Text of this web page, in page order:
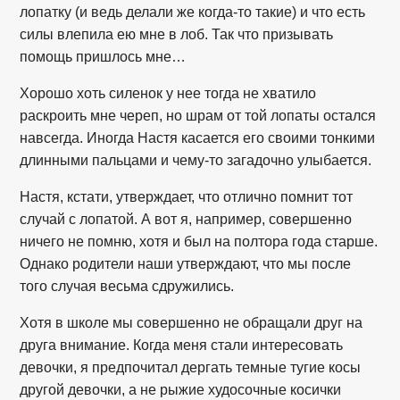
лопатку (и ведь делали же когда-то такие) и что есть
силы влепила ею мне в лоб. Так что призывать
помощь пришлось мне…
Хорошо хоть силенок у нее тогда не хватило
раскроить мне череп, но шрам от той лопаты остался
навсегда. Иногда Настя касается его своими тонкими
длинными пальцами и чему-то загадочно улыбается.
Настя, кстати, утверждает, что отлично помнит тот
случай с лопатой. А вот я, например, совершенно
ничего не помню, хотя и был на полтора года старше.
Однако родители наши утверждают, что мы после
того случая весьма сдружились.
Хотя в школе мы совершенно не обращали друг на
друга внимание. Когда меня стали интересовать
девочки, я предпочитал дергать темные тугие косы
другой девочки, а не рыжие худосочные косички